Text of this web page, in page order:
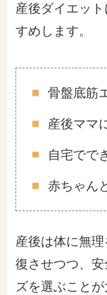
産後ダイエッ
すめします。
骨盤底筋
産後ママ
自宅でで
赤ちゃん
産後は体に無
復させつつ、
ズを選ぶことが